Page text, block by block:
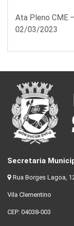
Ata Pleno CME
02/03/2023
Secretaria
Rua Borges Lagoa,
Vila Clementino
CEP: 04038-003